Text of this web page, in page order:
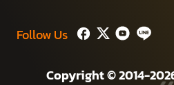
Copyright © 2014-
Follow Us